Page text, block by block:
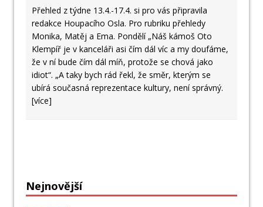
Přehled z týdne 13.4.-17.4. si pro vás připravila
redakce Houpacího Osla. Pro rubriku přehledy
Monika, Matěj a Ema. Pondělí „Náš kámoš Oto
Klempíř je v kanceláři asi čím dál víc a my doufáme,
že v ní bude čím dál míň, protože se chová jako
idiot“. „A taky bych rád řekl, že směr, kterým se
ubírá současná reprezentace kultury, není správný.
[více]
Nejnovější